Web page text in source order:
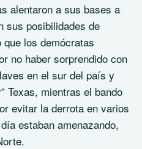
alentaron a sus bases a
sus posibilidades de
los demócratas
no haber sorprendido con
en el sur del país y
Texas, mientras el bando
evitar la derrota en varios
estaban amenazando,